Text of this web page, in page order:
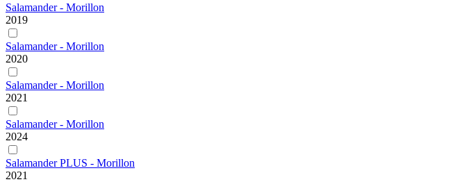
Salamander - Morillon
2019
Salamander - Morillon
2020
Salamander - Morillon
2021
Salamander - Morillon
2024
Salamander PLUS - Morillon
2021